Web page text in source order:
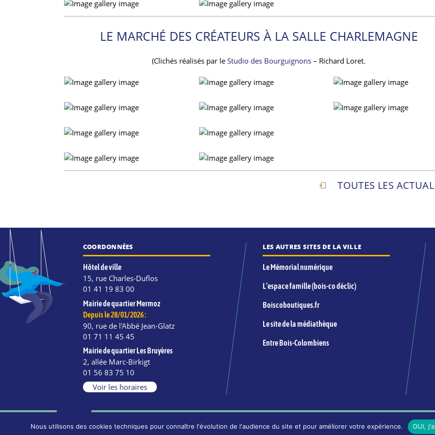
LE MARCHÉ DES CRÉATEURS À LA SALLE CHARLEMAGNE
(Clichés réalisés par leStudio des Bourguignons – Richard Loret.
TOUTES LES
COORDONNÉES
Hôtel de ville
15, rue Charles-Duflos
01 41 19 83 00
Mairie de quartier Mermoz
Depuis le 28/01/2026 :
90, rue de l'Abbé Jean-Glatz
01 71 11 45 45
Mairie de quartier Les Bruyères
2, allée Marc-Birkigt
01 56 83 75 10
Voir les horaires
LES AUTRES SITES DE LA VILLE
Le Mémorial numérique
L’espace famille (bois-co déclic)
Boiscoboutiques.fr
Le site de la médiathèque
Entre Bois-Colombiens
INFORMATIONS LÉGALES ET ÉDITORIALES
Nous utilisons des cookies techniques pour connaître l'évolution de l'audience du site et pour améliorer votre expérience. OUI,